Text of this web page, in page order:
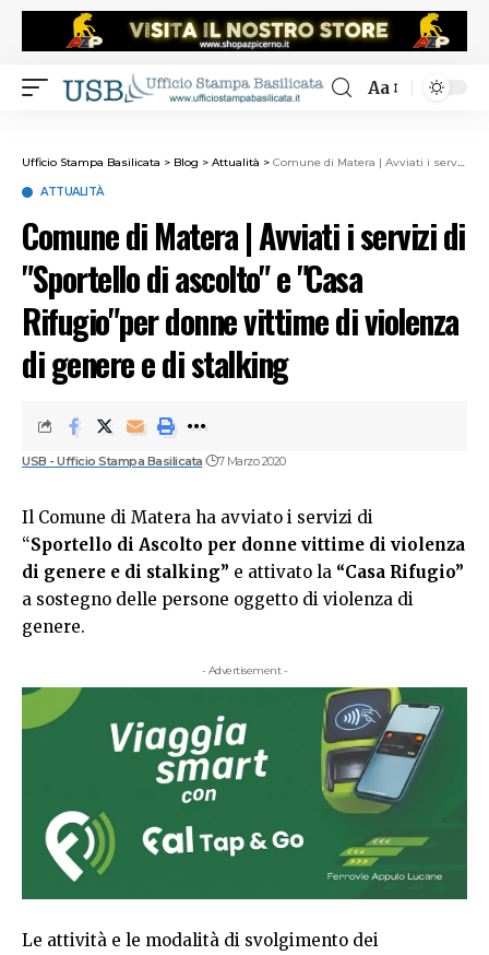
Aa
Ufficio Stampa Basilicata > Blog > Attualità > Comune di Matera | Avviati i servizi di "Sportello di ascolto" e "Casa Rifugio"per donne vittime di violenza di genere e di stalking
ATTUALITÀ
Comune di Matera | Avviati i servizi di
"Sportello di ascolto" e "Casa
Rifugio"per donne vittime di violenza
di genere e di stalking
USB - Ufficio Stampa Basilicata 7 Marzo 2020
Il Comune di Matera ha avviato i servizi di
“Sportello di Ascolto per donne vittime di violenza
di genere e di stalking” e attivato la “Casa Rifugio”
a sostegno delle persone oggetto di violenza di
genere.
- Advertisement -
Le attività e le modalità di svolgimento dei